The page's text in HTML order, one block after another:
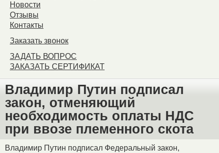
Новости
Отзывы
Контакты
Заказать звонок
ЗАДАТЬ ВОПРОС
ЗАКАЗАТЬ СЕРТИФИКАТ
Владимир Путин подписал
закон, отменяющий
необходимость оплаты НДС
при ввозе племенного скота
Владимир Путин подписал Федеральный закон,